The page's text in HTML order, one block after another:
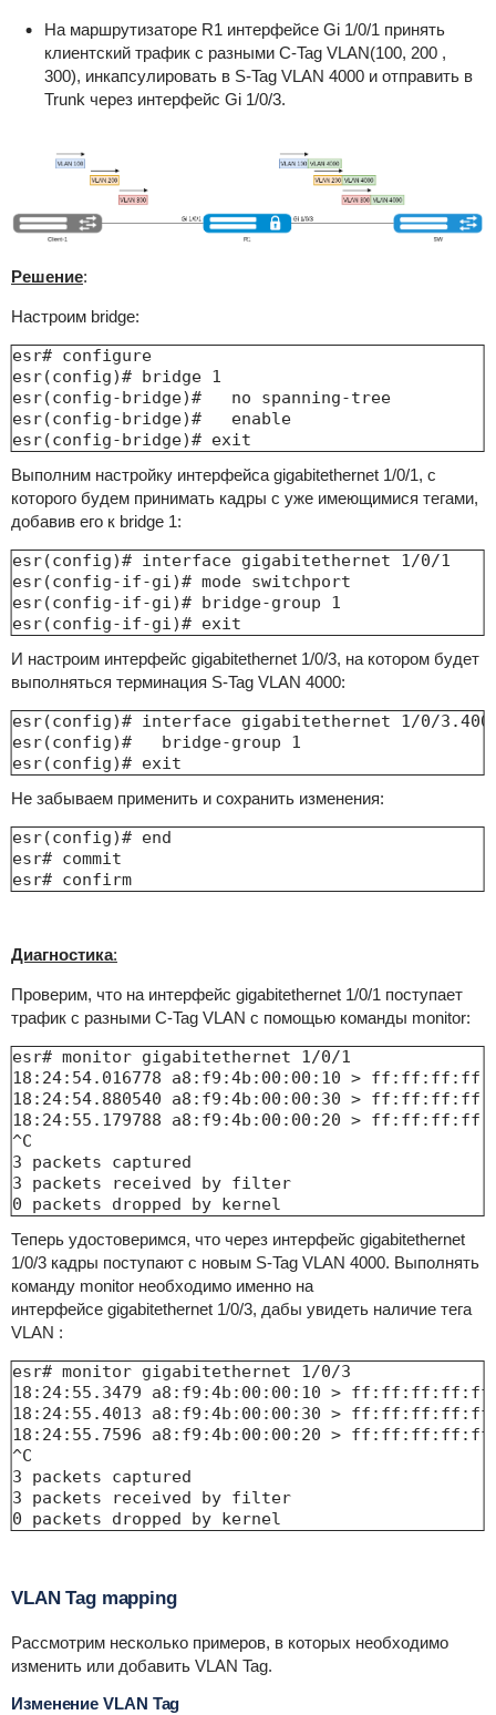
На маршрутизаторе R1 интерфейсе Gi 1/0/1 принять
клиентский трафик с разными C-Tag VLAN(100, 200 ,
300), инкапсулировать в S-Tag VLAN 4000 и отправить в
Trunk через интерфейс Gi 1/0/3.
Решение:
Настроим bridge:
esr# configure
esr(config)# bridge 1
esr(config-bridge)#   no spanning-tree
esr(config-bridge)#   enable
esr(config-bridge)# exit
Выполним настройку интерфейса gigabitethernet 1/0/1, с
которого будем принимать кадры с уже имеющимися тегами,
добавив его к bridge 1:
esr(config)# interface gigabitethernet 1/0/1
esr(config-if-gi)# mode switchport
esr(config-if-gi)# bridge-group 1
esr(config-if-gi)# exit
И настроим интерфейс gigabitethernet 1/0/3, на котором будет
выполняться терминация S-Tag VLAN 4000:
esr(config)# interface gigabitethernet 1/0/
esr(config)#   bridge-group 1
esr(config)# exit
Не забываем применить и сохранить изменения:
esr(config)# end
esr# commit
esr# confirm
Диагностика:
Проверим, что на интерфейс gigabitethernet 1/0/1 поступает
трафик с разными C-Tag VLAN с помощью команды monitor:
esr# monitor gigabitethernet 1/0/1
18:24:54.016778 a8:f9:4b:00:00:10 >
18:24:54.880540 a8:f9:4b:00:00:30 >
18:24:55.179788 a8:f9:4b:00:00:20 >
^C
3 packets captured
3 packets received by filter
0 packets dropped by kernel
Теперь удостоверимся, что через интерфейс gigabitethernet
1/0/3 кадры поступают с новым S-Tag VLAN 4000. Выполнять
команду monitor необходимо именно на
интерфейсе gigabitethernet 1/0/3, дабы увидеть наличие тега
VLAN :
esr# monitor gigabitethernet 1/0/3
18:24:55.3479 a8:f9:4b:00:00:10 >
18:24:55.4013 a8:f9:4b:00:00:30 >
18:24:55.7596 a8:f9:4b:00:00:20 >
^C
3 packets captured
3 packets received by filter
0 packets dropped by kernel
VLAN Tag mapping
Рассмотрим несколько примеров, в которых необходимо
изменить или добавить VLAN Tag.
Изменение VLAN Tag